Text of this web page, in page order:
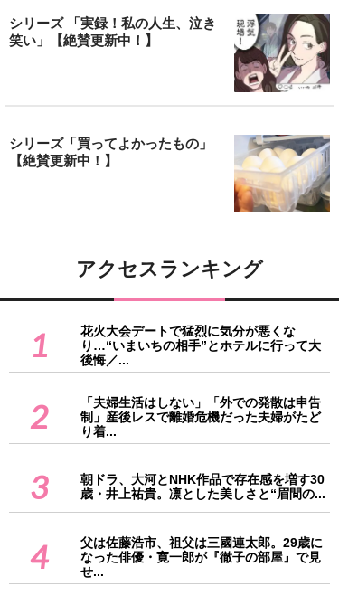
シリーズ 「実録！私の人生、泣き
笑い」【絶賛更新中！】
シリーズ「買ってよかったもの」
【絶賛更新中！】
アクセスランキング
1
花火大会デートで猛烈に気分が悪くな
り…“いまいちの相手”とホテルに行って大
後悔／...
2
「夫婦生活はしない」「外での発散は申告
制」産後レスで離婚危機だった夫婦がたど
り着...
3
朝ドラ、大河とNHK作品で存在感を増す30
歳・井上祐貴。凛とした美しさと“眉間の...
4
父は佐藤浩市、祖父は三國連太郎。29歳に
なった俳優・寛一郎が『徹子の部屋』で見
せ...